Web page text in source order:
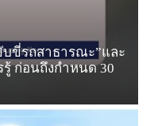
ขี่รถสาธารณะ”และ
ก่อนถึงกำหนด 30